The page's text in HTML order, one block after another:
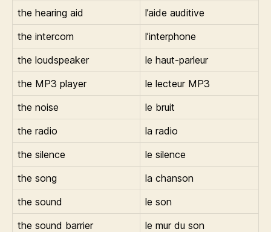
the hearing aid
l’aide auditive
the intercom
l’interphone
the loudspeaker
le haut-parleur
the MP3 player
le lecteur MP3
the noise
le bruit
the radio
la radio
the silence
le silence
the song
la chanson
the sound
le son
the sound barrier
le mur du son